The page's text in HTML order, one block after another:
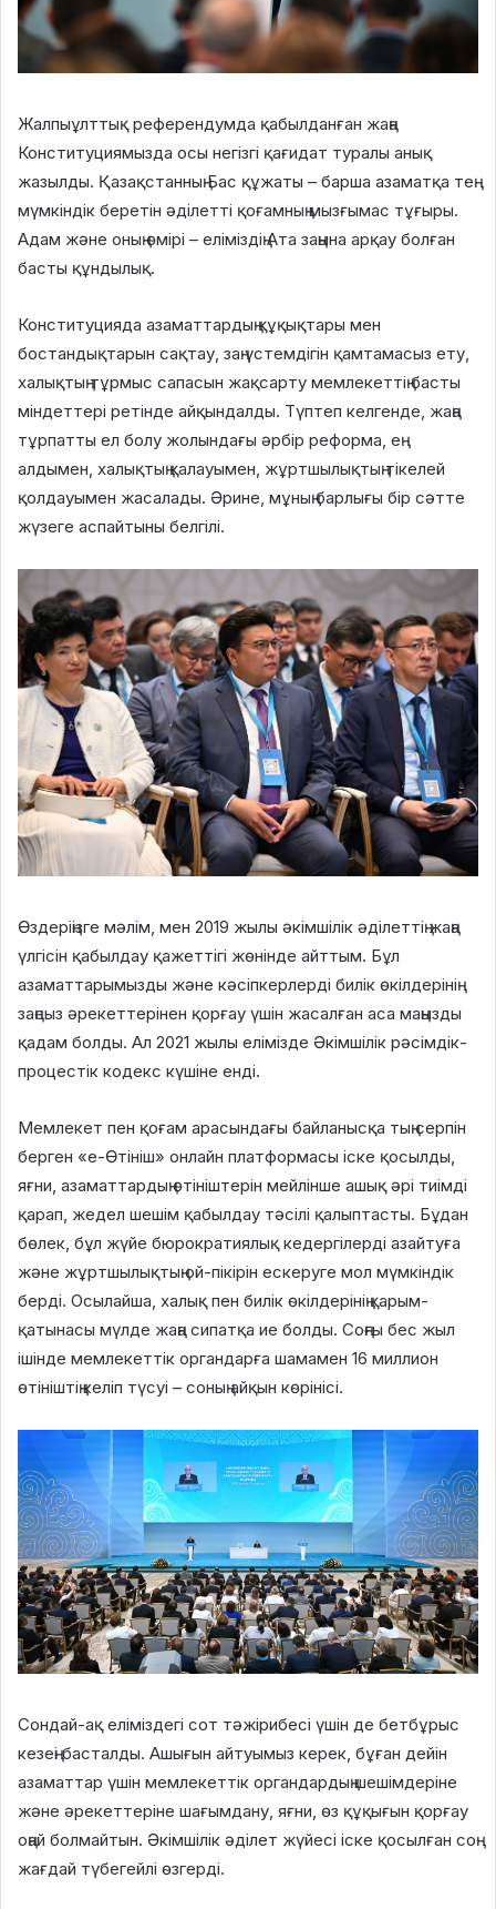
Жалпыұлттық референдумда қабылданған жаңа
Конституциямызда осы негізгі қағидат туралы анық
жазылды. Қазақстанның Бас құжаты – барша азаматқа тең
мүмкіндік беретін әділетті қоғамның мызғымас тұғыры.
Адам және оның өмірі – еліміздің Ата заңына арқау болған
басты құндылық.
Конституцияда азаматтардың құқықтары мен
бостандықтарын сақтау, заң үстемдігін қамтамасыз ету,
халықтың тұрмыс сапасын жақсарту мемлекеттің басты
міндеттері ретінде айқындалды. Түптеп келгенде, жаңа
тұрпатты ел болу жолындағы әрбір реформа, ең
алдымен, халықтың қалауымен, жұртшылықтың тікелей
қолдауымен жасалады. Әрине, мұның барлығы бір сәтте
жүзеге аспайтыны белгілі.
Өздеріңізге мәлім, мен 2019 жылы әкімшілік әділеттің жаңа
үлгісін қабылдау қажеттігі жөнінде айттым. Бұл
азаматтарымызды және кәсіпкерлерді билік өкілдерінің
заңсыз әрекеттерінен қорғау үшін жасалған аса маңызды
қадам болды. Ал 2021 жылы елімізде Әкімшілік рәсімдік-
процестік кодекс күшіне енді.
Мемлекет пен қоғам арасындағы байланысқа тың серпін
берген «е-Өтініш» онлайн платформасы іске қосылды,
яғни, азаматтардың өтініштерін мейлінше ашық әрі тиімді
қарап, жедел шешім қабылдау тәсілі қалыптасты. Бұдан
бөлек, бұл жүйе бюрократиялық кедергілерді азайтуға
және жұртшылықтың ой-пікірін ескеруге мол мүмкіндік
берді. Осылайша, халық пен билік өкілдерінің қарым-
қатынасы мүлде жаңа сипатқа ие болды. Соңғы бес жыл
ішінде мемлекеттік органдарға шамамен 16 миллион
өтініштің келіп түсуі – соның айқын көрінісі.
Сондай-ақ еліміздегі сот тәжірибесі үшін де бетбұрыс
кезеңі басталды. Ашығын айтуымыз керек, бұған дейін
азаматтар үшін мемлекеттік органдардың шешімдеріне
және әрекеттеріне шағымдану, яғни, өз құқығын қорғау
оңай болмайтын. Әкімшілік әділет жүйесі іске қосылған соң
жағдай түбегейлі өзгерді.